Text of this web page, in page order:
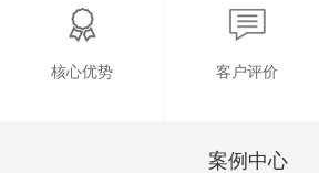
核心优势 客户评价
案例中心